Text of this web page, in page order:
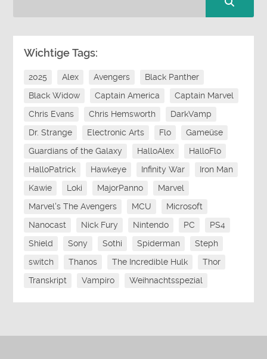
Wichtige Tags:
2025 Alex Avengers
Black Panther
Black Widow
Captain America
Captain Marvel
Chris Evans
Chris Hemsworth
DarkVamp
Dr. Strange
Electronic Arts Flo
Gameüse
Guardians of the Galaxy
HalloAlex
HalloFlo
HalloPatrick
Hawkeye Infinity War
Iron Man
Kawie
Loki MajorPanno
Marvel
Marvel's The Avengers
MCU
Microsoft
Nanocast
Nick Fury Nintendo PC
PS4
Shield
Sony Sothi Spiderman
Steph
switch
Thanos The Incredible Hulk
Thor
Transkript
Vampiro Weihnachtsspezial